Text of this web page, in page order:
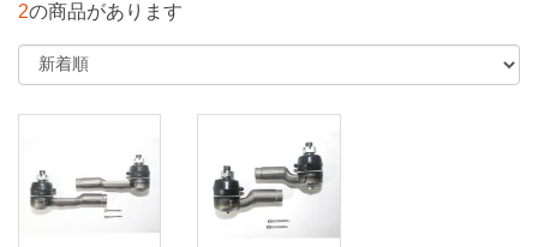
2の商品があります